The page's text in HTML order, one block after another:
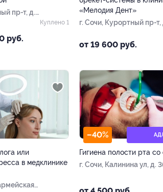
пр-т, д.
руб.
Куплено 1
«Мелодия Дент»
г. Сочи, Курортный пр-т,
от 19 600 руб.
или
в медклинике
–40%
Гигиена полости рта со
г. Сочи, Калинина ул, д.